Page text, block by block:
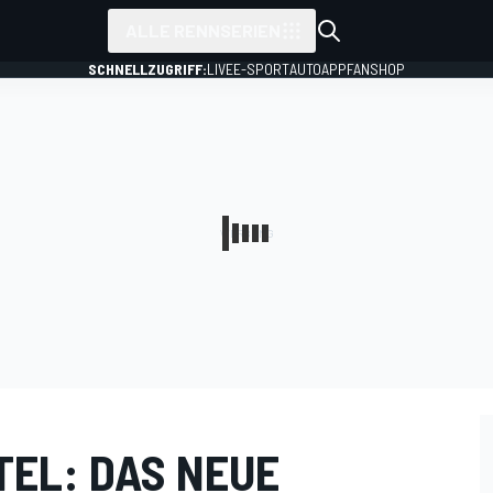
SCHNELLZUGRIFF:LIVEE-SPORTAUTOAPPFANSHOP
DAS NEUE